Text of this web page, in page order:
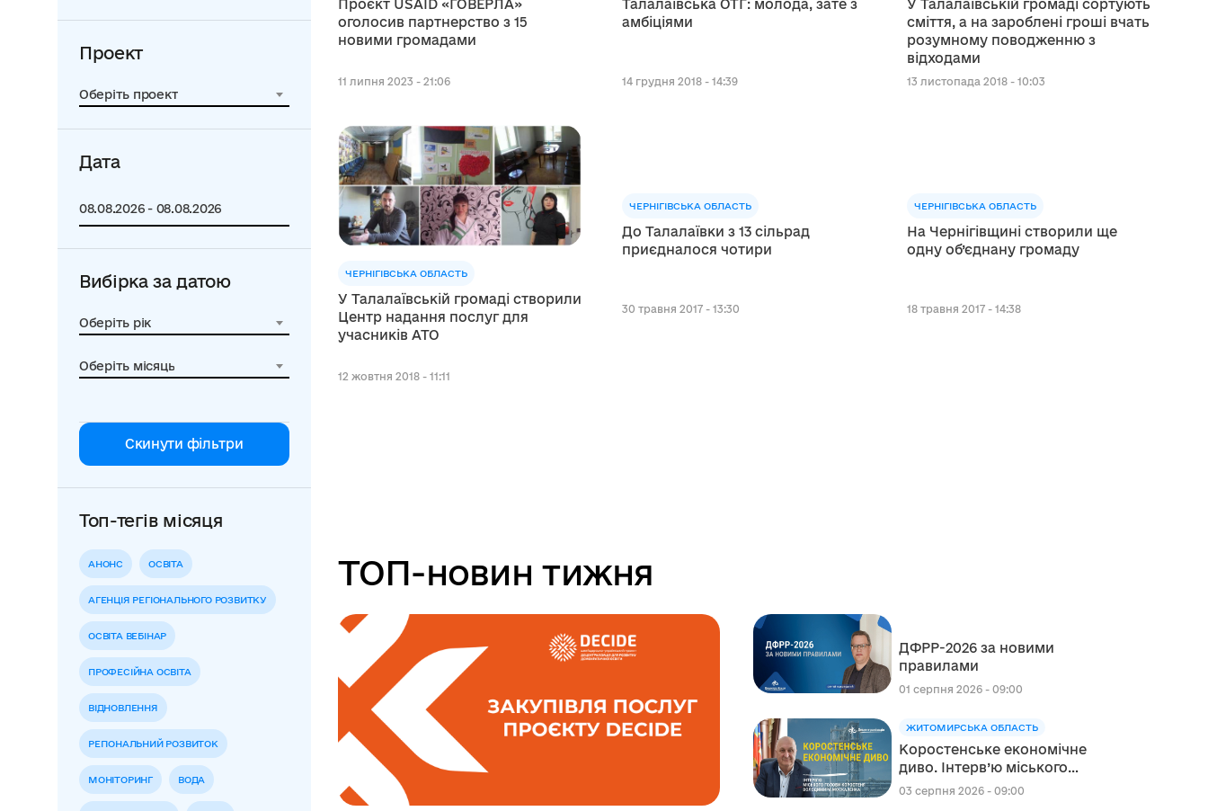
Проект
Оберіть проект
Дата
Вибірка за датою
Оберіть рік
Оберіть місяць
Скинути фільтри
Топ-тегів місяця
АНОНС ОСВІТА
АГЕНЦІЯ РЕГІОНАЛЬНОГО РОЗВИТКУ
ОСВІТА ВЕБІНАР
ПРОФЕСІЙНА ОСВІТА
ВІДНОВЛЕННЯ
РЕГІОНАЛЬНИЙ РОЗВИТОК
МОНІТОРИНГ ВОДА
Проєкт USAID «ГОВЕРЛА»
оголосив партнерство з 15
новими громадами
11 липня 2023 - 21:06
Талалаївська ОТГ: молода, зате з
амбіціями
14 грудня 2018 - 14:39
У Талалаївській громаді сортують
сміття, а на зароблені гроші вчать
розумному поводженню з
відходами
13 листопада 2018 - 10:03
ЧЕРНІГІВСЬКА ОБЛАСТЬ
У Талалаївській громаді створили
Центр надання послуг для
учасників АТО
12 жовтня 2018 - 11:11
ЧЕРНІГІВСЬКА ОБЛАСТЬ
До Талалаївки з 13 сільрад
приєдналося чотири
30 травня 2017 - 13:30
ЧЕРНІГІВСЬКА ОБЛАСТЬ
На Чернігівщині створили ще
одну об’єднану громаду
18 травня 2017 - 14:38
ТОП-новин тижня
ДФРР-2026 за новими
правилами
01 серпня 2026 - 09:00
ЖИТОМИРСЬКА ОБЛАСТЬ
Коростенське економічне
диво. Інтерв’ю міського
голови Коростеня
03 серпня 2026 - 09:00